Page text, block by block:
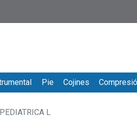
Pie Cojines
L